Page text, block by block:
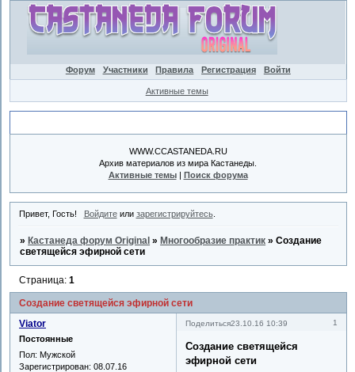
Форум Участники Правила Регистрация Войти
Активные темы
WWW.CCASTANEDA.RU
Архив материалов из мира Кастанеды.
Активные темы| Поиск форума
Привет, Гость! Войдитеили зарегистрируйтесь.
» Кастанеда форум Original » Многообразие практик »Создание
светящейся эфирной сети
Создание светящейся эфирной сети
Страница:1
Поделиться 1
23.10.16 10:39
Viator
Постоянные
Пол: Мужской
Зарегистрирован: 08.07.16
Создание светящейся
эфирной сети